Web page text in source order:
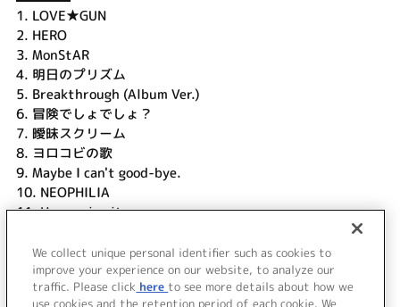
1. LOVE★GUN
2. HERO
3. MonStAR
4. 明日のプリズム
5. Breakthrough (Album Ver.)
6. 冒険でしょでしょ？
7. 曖昧スクリーム
8. ヨロコビの歌
9. Maybe I can't good-bye.
10. NEOPHILIA
11.Harmonia vita
13.星のカケラ
14. RIOT GIRL
We collect unique personal identifier such as cookies to
improve your experience on our website, to analyze our
traffic. Please click here to see more details about how we
use cookies and the retention period of each cookie. We